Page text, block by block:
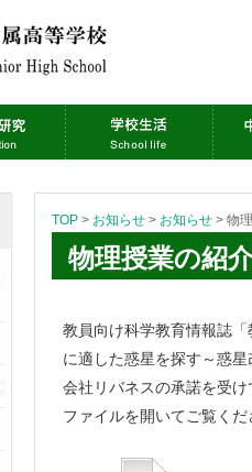
TOP > お知らせ > お知らせ > 物
物理授業の紹
教員向け科学教育情報誌
に適した惑星を探す～惑
会社リバネスの承諾を受
ファイルを開いてご覧くだ